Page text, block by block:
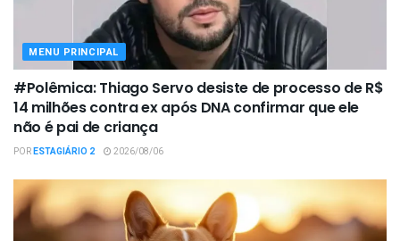
MENU PRINCIPAL
#Polêmica: Thiago Servo desiste de processo de R$
14 milhões contra ex após DNA confirmar que ele
não é pai de criança
PORESTAGIÁRIO 2 2026/08/06